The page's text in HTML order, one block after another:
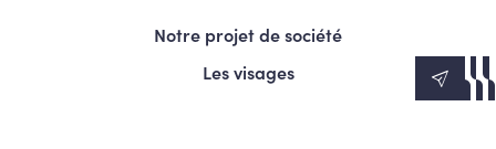
Notre projet de société
Les visages